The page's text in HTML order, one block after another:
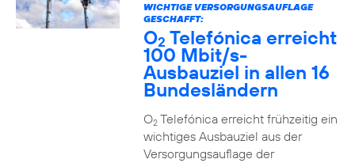
WICHTIGE VERSORGUNGSAUFLAGE
GESCHAFFT:
O2 Telefónica erreicht
100 Mbit/s-
Ausbauziel in allen 16
Bundesländern
O2Telefónica erreicht frühzeitig ein
wichtiges Ausbauziel aus der
Versorgungsauflage der